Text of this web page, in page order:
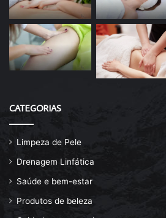
CATEGORIAS
Limpeza de Pele
Drenagem Linfática
Saúde e bem-estar
Produtos de beleza